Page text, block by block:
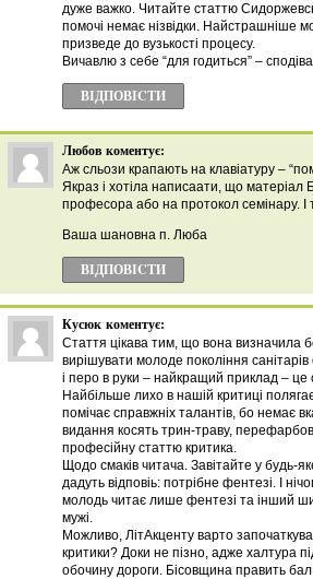
дуже важко. Читайте статтю
помочі немає нізвідки. Найстрашніше
призведе до вузькості процесу.
Вичавлю з себе “для годиться” –
ВІДПОВІCТИ
Любов коментує:
Аж сльози крапають на клавіатуру –
Якраз і хотіла написаати, що матеріал
професора або на протокол семінару.
Ваша шановна п. Люба
ВІДПОВІCТИ
Кусюк коментує:
Стаття цікава тим, що вона визначила
вирішувати молоде покоління
і перо в руки – найкращий приклад – це
Найбільше лихо в нашій критиці
помічає справжніх талантів, бо немає
видання косять трин-траву,
професійну статтю критика.
Щодо смаків читача. Завітайте у
дадуть відповіь: потрібне фентезі. І
молодь читає лише фентезі та інший
мужі.
Можливо, ЛітАкценту варто
критики? Доки не пізно, адже халтура
обочину дороги. Бісовщина править